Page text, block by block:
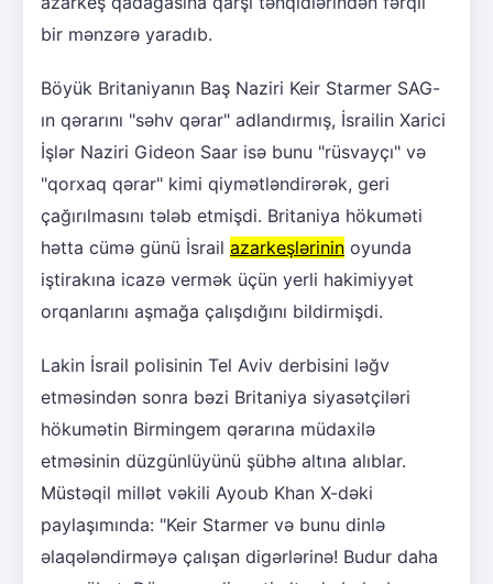
bir mənzərə yaradıb.
Böyük Britaniyanın Baş Naziri Keir Starmer SAG-
ın qərarını "səhv qərar" adlandırmış, İsrailin Xarici
İşlər Naziri Gideon Saar isə bunu "rüsvayçı" və
"qorxaq qərar" kimi qiymətləndirərək, geri
çağırılmasını tələb etmişdi. Britaniya hökuməti
hətta cümə günü İsrail azarkeşlərinin oyunda
iştirakına icazə vermək üçün yerli hakimiyyət
orqanlarını aşmağa çalışdığını bildirmişdi.
Lakin İsrail polisinin Tel Aviv derbisini ləğv
etməsindən sonra bəzi Britaniya siyasətçiləri
hökumətin Birmingem qərarına müdaxilə
etməsinin düzgünlüyünü şübhə altına alıblar.
Müstəqil millət vəkili Ayoub Khan X-dəki
paylaşımında: "Keir Starmer və bunu dinlə
əlaqələndirməyə çalışan digərlərinə! Budur daha